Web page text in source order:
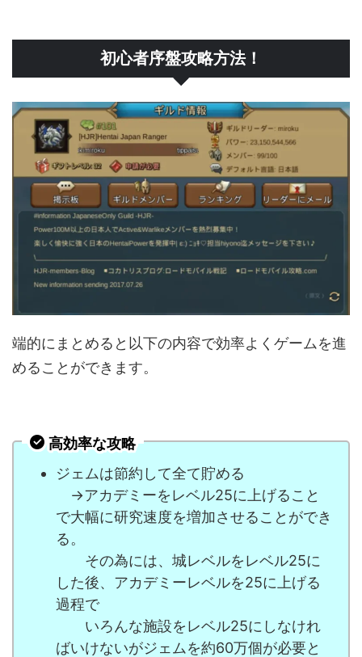
初心者序盤攻略方法！
端的にまとめると以下の内容で効率よくゲームを進
めることができます。
高効率な攻略
ジェムは節約して全て貯める
→アカデミーをレベル25に上げること
で大幅に研究速度を増加させることができ
る。
その為には、城レベルをレベル25に
した後、アカデミーレベルを25に上げる
過程で
いろんな施設をレベル25にしなけれ
ばいけないがジェムを約60万個が必要と